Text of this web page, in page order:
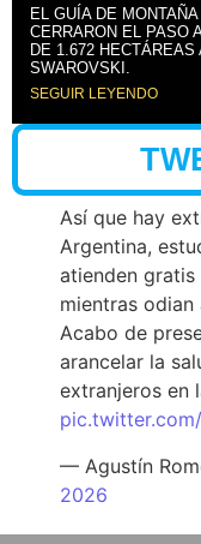
EL GUÍA DE
CERRARON EL PASO
DE 1.672
SWAROVSKI.
SEGUIR LEYENDO
Así que hay
Argentina,
atienden
mientras
Acabo de
arancelar la
extranjeros en
— Agustín
2026